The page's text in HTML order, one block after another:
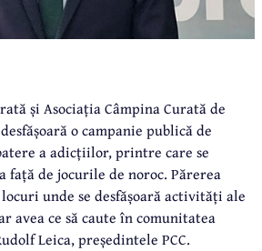
și Asociația Câmpina Curată de
o campanie publică de
a adicțiilor, printre care se
față de jocurile de noroc. Părerea
unde se desfășoară activități ale
avea ce să caute în comunitatea
Leica, președintele PCC.